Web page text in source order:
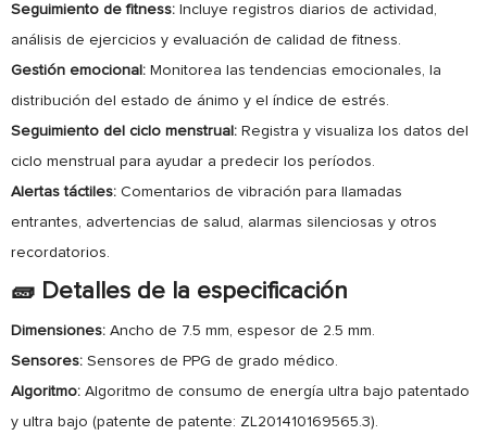
Seguimiento de fitness: Incluye registros diarios de actividad,
análisis de ejercicios y evaluación de calidad de fitness.
Gestión emocional: Monitorea las tendencias emocionales, la
distribución del estado de ánimo y el índice de estrés.
Seguimiento del ciclo menstrual: Registra y visualiza los datos del
ciclo menstrual para ayudar a predecir los períodos.
Alertas táctiles: Comentarios de vibración para llamadas
entrantes, advertencias de salud, alarmas silenciosas y otros
recordatorios.
🧱 Detalles de la especificación
Dimensiones: Ancho de 7.5 mm, espesor de 2.5 mm.
Sensores: Sensores de PPG de grado médico.
Algoritmo: Algoritmo de consumo de energía ultra bajo patentado
y ultra bajo (patente de patente: ZL201410169565.3).